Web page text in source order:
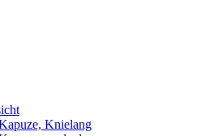
Knielang